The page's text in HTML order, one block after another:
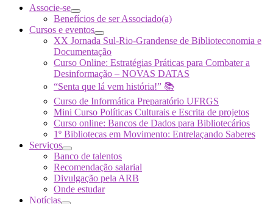
Associe-se
Benefícios de ser Associado(a)
Cursos e eventos
XX Jornada Sul-Rio-Grandense de Biblioteconomia e
Documentação
Curso Online: Estratégias Práticas para Combater a
Desinformação – NOVAS DATAS
“Senta que lá vem história!” 📚
Curso de Informática Preparatório UFRGS
Mini Curso Políticas Culturais e Escrita de projetos
Curso online: Bancos de Dados para Bibliotecários
1º Bibliotecas em Movimento: Entrelaçando Saberes
Serviços
Banco de talentos
Recomendação salarial
Divulgação pela ARB
Onde estudar
Notícias